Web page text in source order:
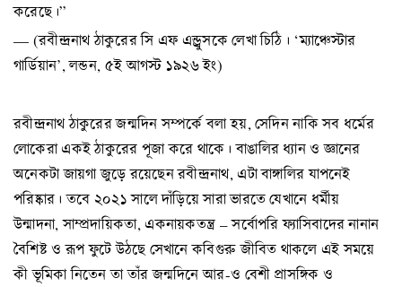
করেছে।”
— (রবীন্দ্রনাথ ঠাকুরের সি এফ এন্ড্রুসকে লেখা চিঠি। ‘ম্যাঞ্চেস্টার
গার্ডিয়ান’, লন্ডন, ৫ই আগস্ট ১৯২৬ ইং)
রবীন্দ্রনাথ ঠাকুরের জন্মদিন সম্পর্কে বলা হয়, সেদিন নাকি সব ধর্মের
লোকেরা একই ঠাকুরের পূজা করে থাকে। বাঙালির ধ্যান ও জ্ঞানের
অনেকটা জায়গা জুড়ে রয়েছেন রবীন্দ্রনাথ, এটা বাঙ্গালির যাপনেই
পরিষ্কার। তবে ২০২১ সালে দাঁড়িয়ে সারা ভারতে যেখানে ধর্মীয়
উন্মাদনা, সাম্প্রদায়িকতা, একনায়কতন্ত্র – সর্বোপরি ফ্যাসিবাদের নানান
বৈশিষ্ট ও রূপ ফুটে উঠছে সেখানে কবিগুরু জীবিত থাকলে এই সময়ে
কী ভূমিকা নিতেন তা তাঁর জন্মদিনে আর-ও বেশী প্রাসঙ্গিক ও